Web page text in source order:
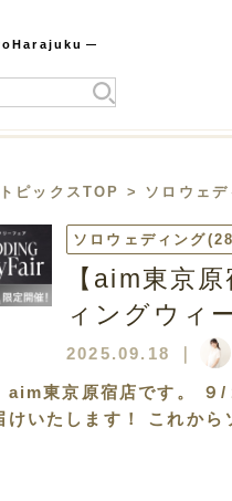
Harajuku
トピックスTOP > ソロウェ
ソロウェディング
【aim東京
ィングウィ
2025.09.18
aim東京原宿店です。
けいたします！ これか